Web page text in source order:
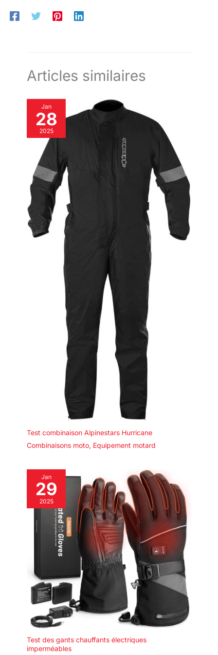
Articles similaires
Jan
28
2025
Test combinaison Alpinestars Hurricane
Combinaisons moto, Equipement motard
Jan
29
2025
Test des gants chauffants électriques
imperméables